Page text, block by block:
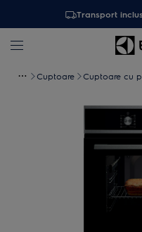
Transport
Cuptoare Cuptoare cu